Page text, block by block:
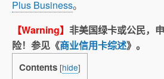
Plus Business。
【Warning】 非美国绿卡或公民，
险！参见《商业信用卡综述》。
Contents [hide]